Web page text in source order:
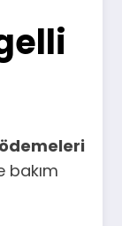
bakım